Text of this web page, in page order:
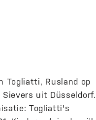
Togliatti, Rusland op
uit Düsseldorf.
Togliatti's